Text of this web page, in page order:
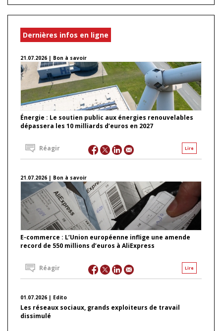
Dernières infos en ligne
21.07.2026 | Bon à savoir
Énergie : Le soutien public aux énergies renouvelables
dépassera les 10 milliards d’euros en 2027
Lire
Réagir
21.07.2026 | Bon à savoir
E-commerce : L’Union européenne inflige une amende
record de 550 millions d’euros à AliExpress
Lire
Réagir
01.07.2026 | Edito
Les réseaux sociaux, grands exploiteurs de travail
dissimulé